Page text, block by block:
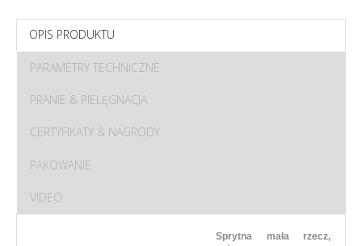
OPIS PRODUKTU
PARAMETRY TECHNICZNE
PRANIE & PIELĘGNACJA
CERTYFIKATY & NAGRODY
PAKOWANIE
VIDEO
Sprytna mała rzecz,